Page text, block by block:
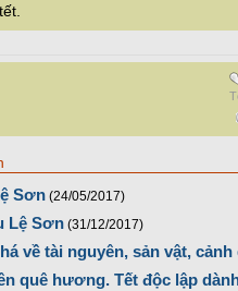
Sơn (24/05/2017)
Lệ Sơn (31/12/2017)
về tài nguyên, sản vật,
quê hương. Tết độc lập